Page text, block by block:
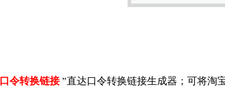
口令转换链接”直达口令转换链接生成器；可将淘